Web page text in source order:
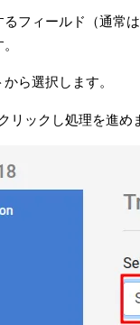
フィールド（通常
ら選択します。
リックし処理を進め